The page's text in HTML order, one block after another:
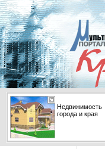
Недвижимость
города и края